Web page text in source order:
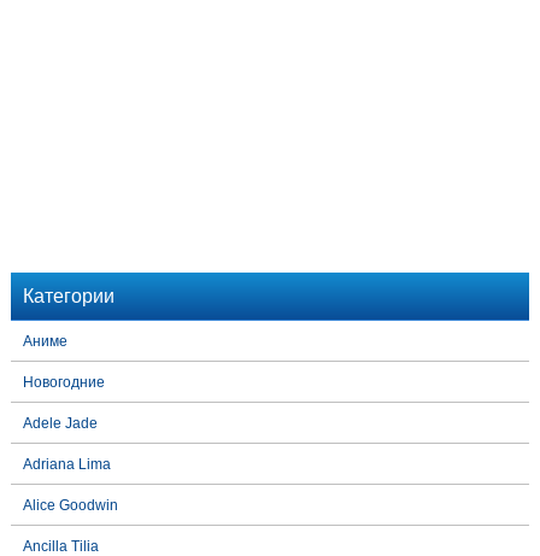
Категории
Аниме
Новогодние
Adele Jade
Adriana Lima
Alice Goodwin
Ancilla Tilia